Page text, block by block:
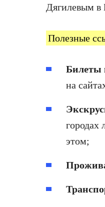
Дягилевым в
Полезные
Билеты
на
городах
этом;